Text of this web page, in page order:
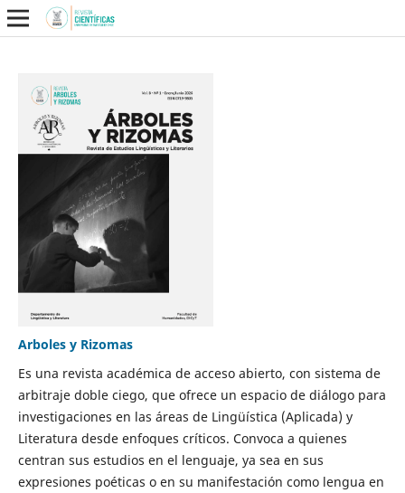
Arboles y Rizomas
Es una revista académica de acceso abierto, con sistema de
arbitraje doble ciego, que ofrece un espacio de diálogo para
investigaciones en las áreas de Lingüística (Aplicada) y
Literatura desde enfoques críticos. Convoca a quienes
centran sus estudios en el lenguaje, ya sea en sus
expresiones poéticas o en su manifestación como lengua en